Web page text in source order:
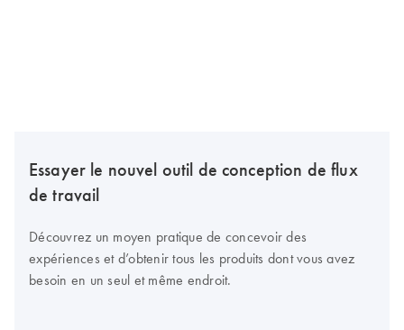
Essayer le nouvel outil de conception de flux
de travail
Découvrez un moyen pratique de concevoir des
expériences et d’obtenir tous les produits dont vous avez
besoin en un seul et même endroit.